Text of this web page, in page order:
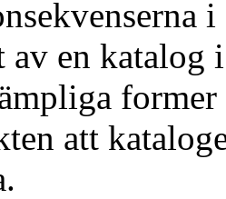
av en
att